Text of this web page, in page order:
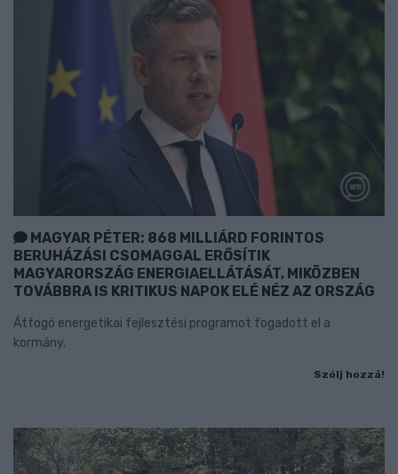
MAGYAR PÉTER: 868 MILLIÁRD FORINTOS
BERUHÁZÁSI CSOMAGGAL ERŐSÍTIK
MAGYARORSZÁG ENERGIAELLÁTÁSÁT, MIKÖZBEN
TOVÁBBRA IS KRITIKUS NAPOK ELÉ NÉZ AZ ORSZÁG
Átfogó energetikai fejlesztési programot fogadott el a
kormány.
Szólj hozzá!